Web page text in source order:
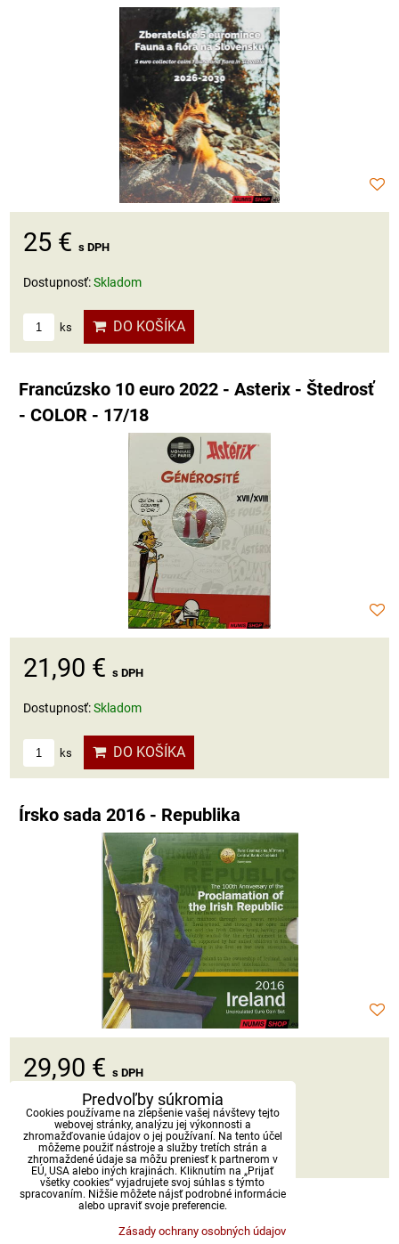
25 € s DPH
Dostupnosť:Skladom
ks DO KOŠÍKA
Francúzsko 10 euro 2022 - Asterix - Štedrosť
- COLOR - 17/18
21,90 € s DPH
Dostupnosť:Skladom
ks DO KOŠÍKA
Írsko sada 2016 - Republika
29,90 € s DPH
Dostupnosť:Skladom
ks DO KOŠÍKA
Predvoľby súkromia
Cookies používame na zlepšenie vašej návštevy tejto
webovej stránky, analýzu jej výkonnosti a
zhromažďovanie údajov o jej používaní. Na tento účel
môžeme použiť nástroje a služby tretích strán a
zhromaždené údaje sa môžu preniesť k partnerom v
EÚ, USA alebo iných krajinách. Kliknutím na „Prijať
všetky cookies“ vyjadrujete svoj súhlas s týmto
spracovaním. Nižšie môžete nájsť podrobné informácie
alebo upraviť svoje preferencie.
Zásady ochrany osobných údajov